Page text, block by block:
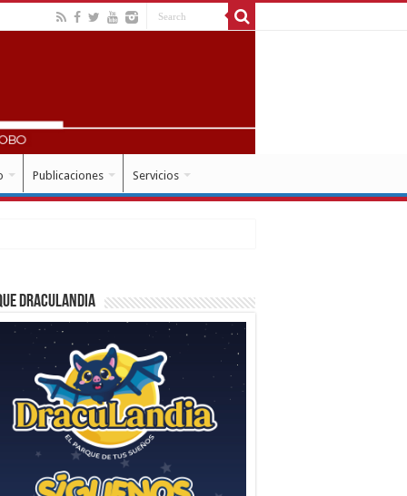
Publicaciones Servicios
Draculandia